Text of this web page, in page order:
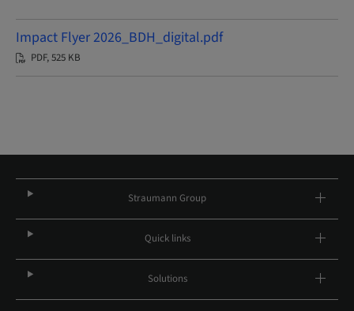
Impact Flyer 2026_BDH_digital.pdf
PDF, 525 KB
Straumann Group
Quick links
Solutions